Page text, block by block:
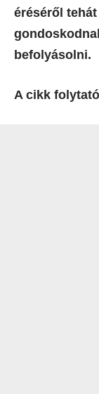
éréséről
befolyásolni.
A cikk